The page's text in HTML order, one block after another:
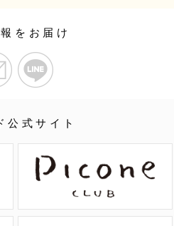
公式サイト
をお届け